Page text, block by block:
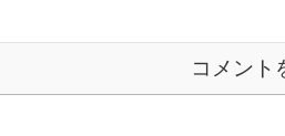
コメント